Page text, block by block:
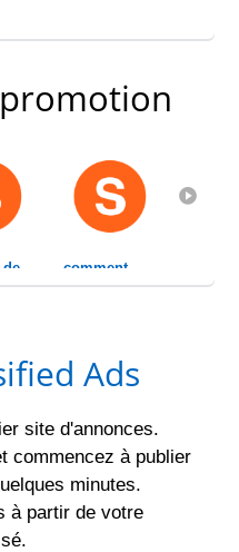
comment
Ads
site d'annonces.
commencez à publier
minutes.
à partir de votre